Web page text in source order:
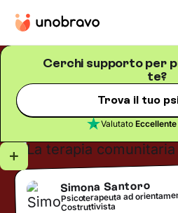
Cerchi supporto per
te?
Trova il tuo
Valutato Eccellente
minuti
La terapia
integrativa
Simona Santoro
Psicoterapeuta ad
Costruttivista